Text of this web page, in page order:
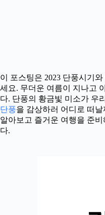
이 포스팅은 2023 단풍시기
세요. 무더운 여름이 지나고
다. 단풍의 황금빛 미소가 우
단풍을 감상하러 어디로 떠
알아보고 즐거운 여행을 준
다.